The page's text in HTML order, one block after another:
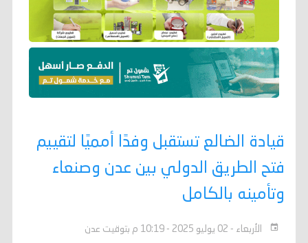
قيادة الضالع تستقبل وفدًا أمميًا لتقييم
فتح الطريق الدولي بين عدن وصنعاء
وتأمينه بالكامل
الأربعاء - 02 يوليو 2025 - 10:19 م بتوقيت عدن